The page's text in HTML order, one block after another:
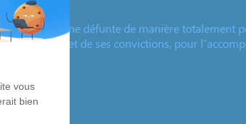
de la personne défunte de manière totalement
ses valeurs et de ses convictions, pour